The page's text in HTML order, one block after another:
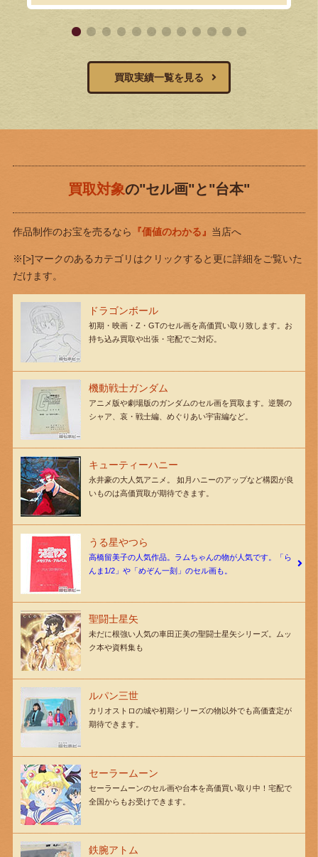
買取実績一覧を見る
買取対象の"セル画"と"台本"
作品制作のお宝を売るなら 『価値のわかる』 当店へ
※[>]マークのあるカテゴリはクリックすると更に詳細をご覧いた
だけます。
ドラゴンボール
初期・映画・Z・GTのセル画を高価買い取り致します。お
持ち込み買取や出張・宅配でご対応。
機動戦士ガンダム
アニメ版や劇場版のガンダムのセル画を買取ます。逆襲の
シャア、哀・戦士編、めぐりあい宇宙編など。
キューティーハニー
永井豪の大人気アニメ。 如月ハニーのアップなど構図が良
いものは高価買取が期待できます。
うる星やつら
高橋留美子の人気作品。ラムちゃんの物が人気です。「ら
んま1/2」や「めぞん一刻」のセル画も。
聖闘士星矢
未だに根強い人気の車田正美の聖闘士星矢シリーズ。ムッ
ク本や資料集も
ルパン三世
カリオストロの城や初期シリーズの物以外でも高価査定が
期待できます。
セーラームーン
セーラームーンのセル画や台本を高価買い取り中！宅配で
全国からもお受けできます。
鉄腕アトム